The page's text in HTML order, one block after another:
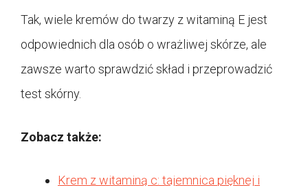
Tak, wiele kremów do twarzy z witaminą E jest
odpowiednich dla osób o wrażliwej skórze, ale
zawsze warto sprawdzić skład i przeprowadzić
test skórny.
Zobacz także:
Krem z witaminą c: tajemnica pięknej i